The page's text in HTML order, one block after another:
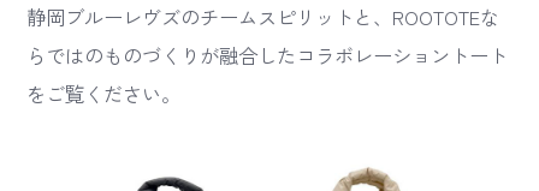
静岡ブルーレヴズのチームスピリットと、ROOTOTEな
らではのものづくりが融合したコラボレーショントート
をご覧ください。